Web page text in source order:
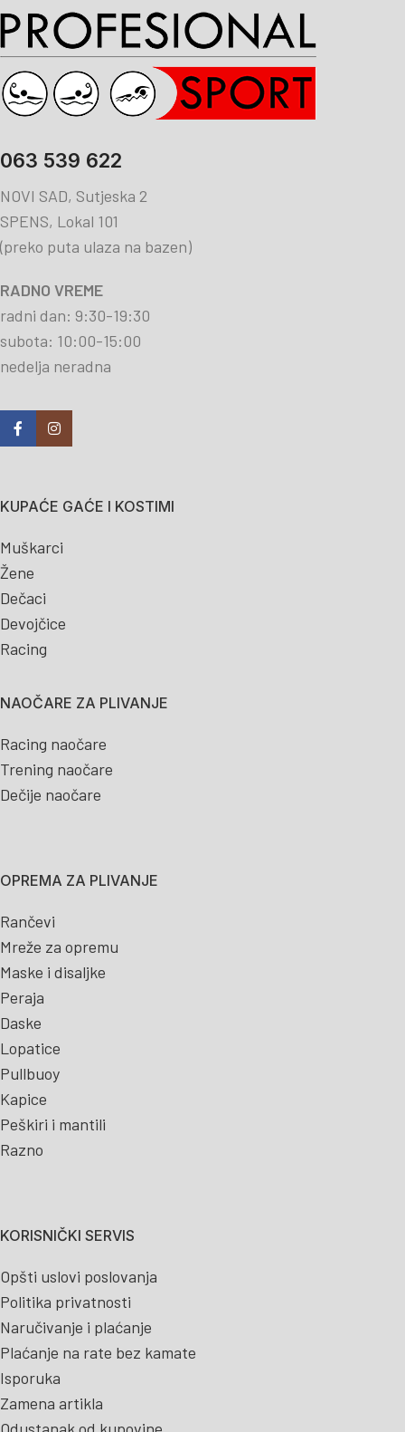
063 539 622
NOVI SAD, Sutjeska 2
SPENS, Lokal 101
(preko puta ulaza na bazen)
RADNO VREME
radni dan: 9:30-19:30
subota: 10:00-15:00
nedelja neradna
KUPAĆE GAĆE I KOSTIMI
Muškarci
Žene
Dečaci
Devojčice
Racing
NAOČARE ZA PLIVANJE
Racing naočare
Trening naočare
Dečije naočare
OPREMA ZA PLIVANJE
Rančevi
Mreže za opremu
Maske i disaljke
Peraja
Daske
Lopatice
Pullbuoy
Kapice
Peškiri i mantili
Razno
KORISNIČKI SERVIS
Opšti uslovi poslovanja
Politika privatnosti
Naručivanje i plaćanje
Plaćanje na rate bez kamate
Isporuka
Zamena artikla